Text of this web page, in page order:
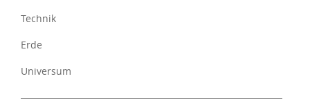
Technik
Erde
Universum